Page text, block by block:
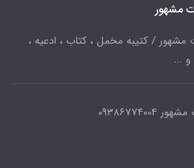
مشهور
مشهور / کتیبه مخمل ، کتاب ، ادعیه ،
و ...